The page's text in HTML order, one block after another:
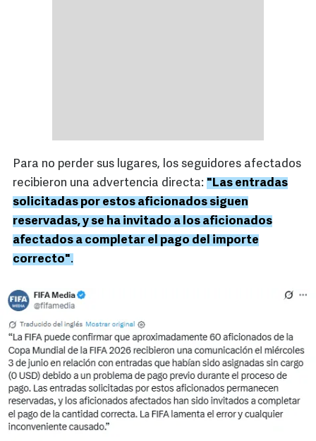
Para no perder sus lugares, los seguidores afectados
recibieron una advertencia directa: "Las entradas
solicitadas por estos aficionados siguen
reservadas, y se ha invitado a los aficionados
afectados a completar el pago del importe
correcto".